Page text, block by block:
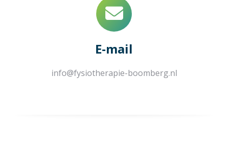
E-mail
info@fysiotherapie-boomberg.nl